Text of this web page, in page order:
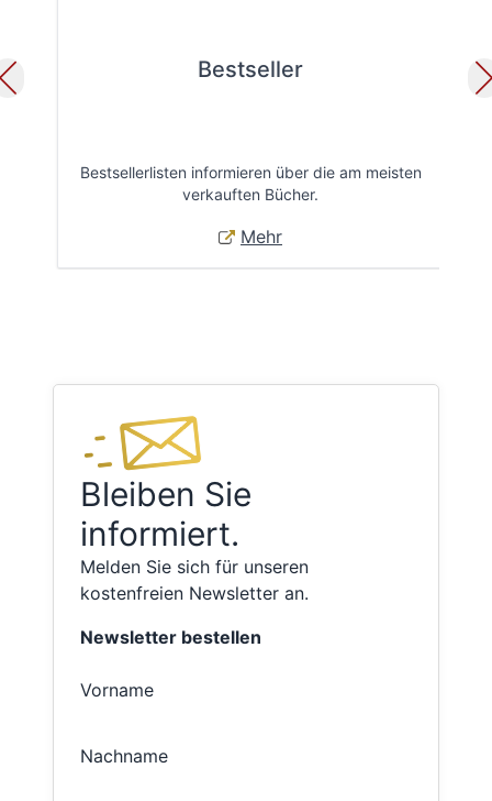
Bestseller
Bestsellerlisten informieren über die am meisten
verkauften Bücher.
Mehr
Bleiben Sie
informiert.
Melden Sie sich für unseren
kostenfreien Newsletter an.